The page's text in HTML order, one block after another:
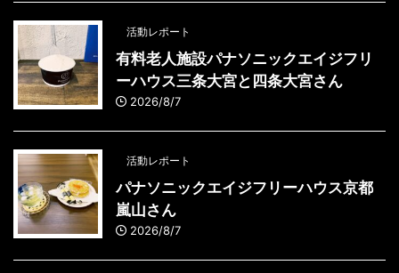
活動レポート
有料老人施設パナソニックエイジフリ
ーハウス三条大宮と四条大宮さん
2026/8/7
活動レポート
パナソニックエイジフリーハウス京都
嵐山さん
2026/8/7